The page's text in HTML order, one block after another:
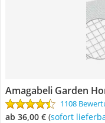
Amagabeli Garden
1108
ab 36,00 € ( Sofort